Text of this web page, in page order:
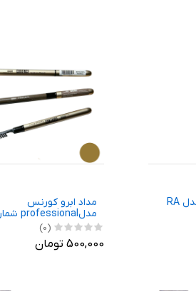
مداد ابرو کورنس مدل RA
مداد ابرو کورنس
مدلprofessional شماره31
(0)
500,000 تومان